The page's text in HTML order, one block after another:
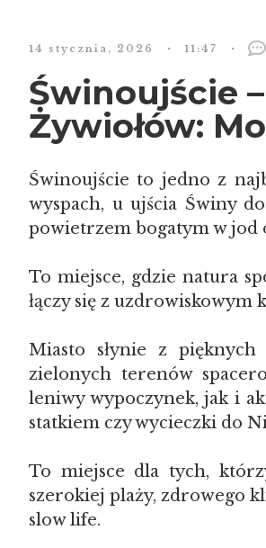
14 stycznia, 2026 11:47
Świnoujście
Żywiołów:
Świnoujście to jedno z
wyspach, u ujścia Świny
powietrzem bogatym w jod
To miejsce, gdzie natura
łączy się z uzdrowiskowym
Miasto słynie z
zielonych terenów
leniwy wypoczynek, jak i
statkiem czy wycieczki do
To miejsce dla tych,
szerokiej plaży, zdrowego
slow life.